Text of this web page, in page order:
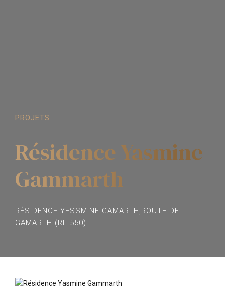
PROJETS
Résidence Yasmine
Gammarth
RÉSIDENCE YESSMINE GAMARTH,ROUTE DE
GAMARTH (RL 550)